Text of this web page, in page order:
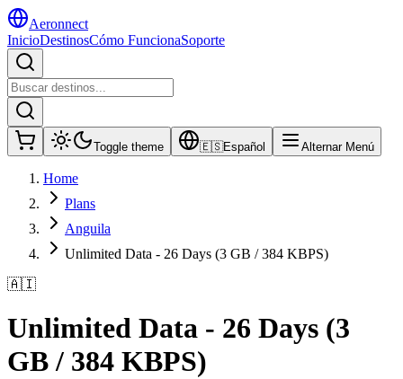
Aeronnect
InicioDestinosCómo FuncionaSoporte
Toggle theme 🇪🇸Español Alternar Menú
Home
Plans
Anguila
Unlimited Data - 26 Days (3 GB / 384 KBPS)
🇦🇮
Unlimited Data - 26 Days (3
GB / 384 KBPS)